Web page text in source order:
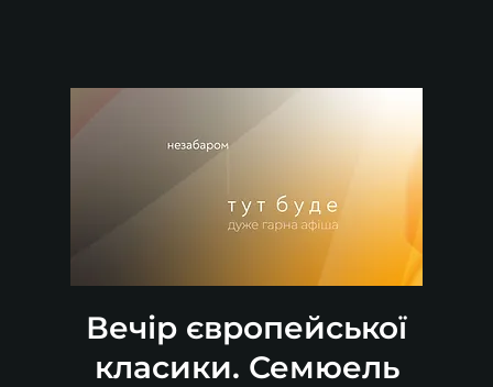
Вечір європейської
класики. Семюель